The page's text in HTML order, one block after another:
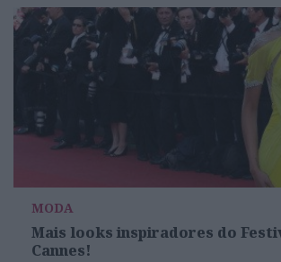
MODA
Mais looks inspiradores do
Cannes!